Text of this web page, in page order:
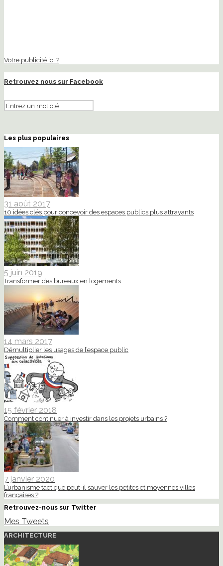
Votre publicité ici ?
Retrouvez nous sur Facebook
Les plus populaires
31 août 2017
10 idées clés pour concevoir des espaces publics plus attrayants
5 juin 2019
Transformer des bureaux en logements
14 mars 2017
Démultiplier les usages de l’espace public
15 février 2018
Comment continuer à investir dans les projets urbains ?
7 janvier 2020
L’urbanisme tactique peut-il sauver les petites et moyennes villes
françaises ?
Retrouvez-nous sur Twitter
Mes Tweets
ARCHITECTURE